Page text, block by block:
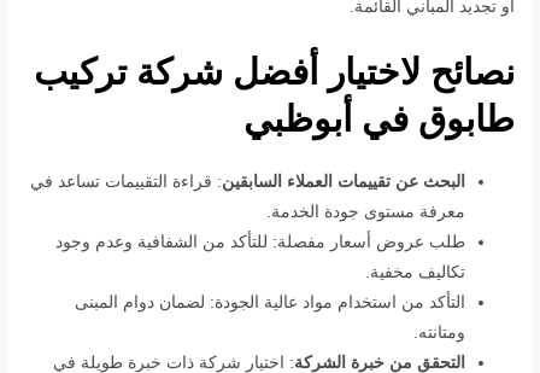
أو تجديد المباني القائمة.
نصائح لاختيار أفضل شركة تركيب
طابوق في أبوظبي
البحث عن تقييمات العملاء السابقين: قراءة التقييمات تساعد في
معرفة مستوى جودة الخدمة.
طلب عروض أسعار مفصلة: للتأكد من الشفافية وعدم وجود
تكاليف مخفية.
التأكد من استخدام مواد عالية الجودة: لضمان دوام المبنى
ومتانته.
التحقق من خبرة الشركة: اختيار شركة ذات خبرة طويلة في